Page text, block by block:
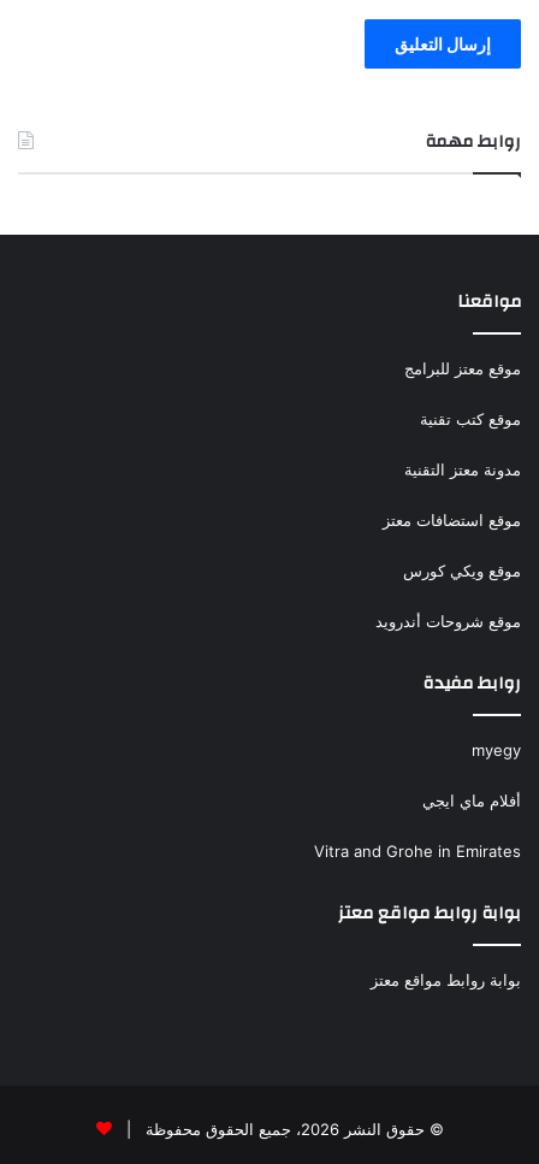
روابط مهمة
مواقعنا
موقع معتز للبرامج
موقع كتب تقنية
مدونة معتز التقنية
موقع استضافات معتز
موقع ويكي كورس
موقع شروحات أندرويد
روابط مفيدة
myegy
أفلام ماي ايجي
Vitra and Grohe in Emirates
بوابة روابط مواقع معتز
بوابة روابط مواقع معتز
© حقوق النشر 2026، جميع الحقوق محفوظة |